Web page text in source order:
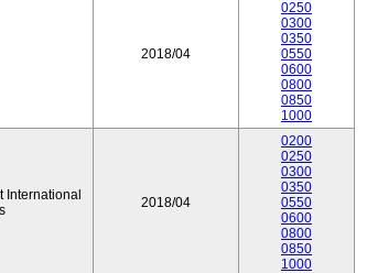
2018/04
0250
0300
0350
0550
0600
0800
0850
1000
International
2018/04
0200
0250
0300
0350
0550
0600
0800
0850
1000